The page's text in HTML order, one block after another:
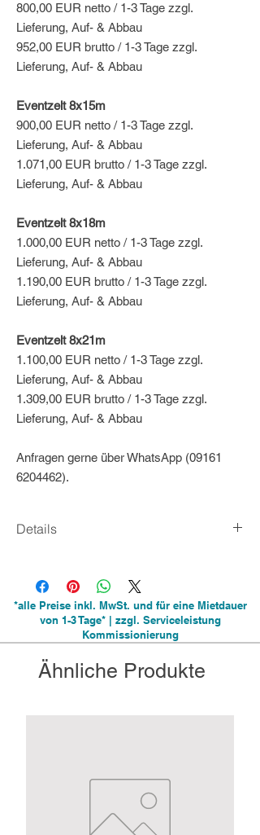
800,00 EUR netto / 1-3 Tage zzgl.
Lieferung, Auf- & Abbau
952,00 EUR brutto / 1-3 Tage zzgl.
Lieferung, Auf- & Abbau
Eventzelt 8x15m
900,00 EUR netto / 1-3 Tage zzgl.
Lieferung, Auf- & Abbau
1.071,00 EUR brutto / 1-3 Tage zzgl.
Lieferung, Auf- & Abbau
Eventzelt 8x18m
1.000,00 EUR netto / 1-3 Tage zzgl.
Lieferung, Auf- & Abbau
1.190,00 EUR brutto / 1-3 Tage zzgl.
Lieferung, Auf- & Abbau
Eventzelt 8x21m
1.100,00 EUR netto / 1-3 Tage zzgl.
Lieferung, Auf- & Abbau
1.309,00 EUR brutto / 1-3 Tage zzgl.
Lieferung, Auf- & Abbau
Anfragen gerne über WhatsApp (09161
6204462).
Details
inkl. Seitenwände mit und ohne Fenster
Erdnägel als Sturmsicherung auf Rasen und
festem Untergrund (Bohrung nötig)
Farbe: Weiß
*alle Preise inkl. MwSt. und für eine Mietdauer
von 1-3 Tage* | zzgl. Serviceleistung
Kommissionierung
Ähnliche Produkte